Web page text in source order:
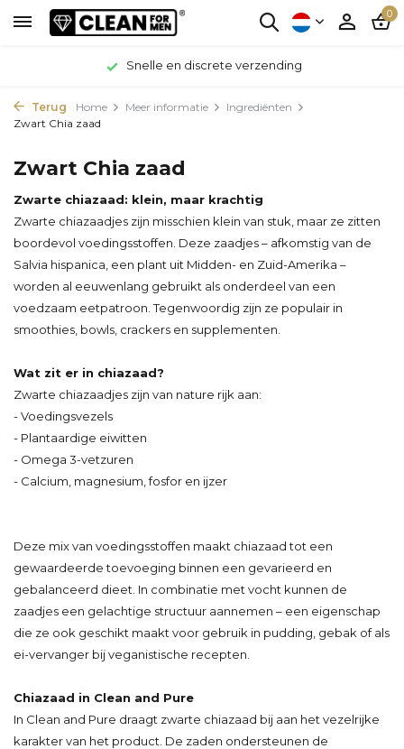
0
Snelle en discrete verzending
Terug Home Meer informatie
Ingrediënten
Zwart Chia zaad
Zwart Chia zaad
Zwarte chiazaad: klein, maar krachtig
Zwarte chiazaadjes zijn misschien klein van stuk, maar ze zitten
boordevol voedingsstoffen. Deze zaadjes – afkomstig van de
Salvia hispanica, een plant uit Midden- en Zuid-Amerika –
worden al eeuwenlang gebruikt als onderdeel van een
voedzaam eetpatroon. Tegenwoordig zijn ze populair in
smoothies, bowls, crackers en supplementen.
Wat zit er in chiazaad?
Zwarte chiazaadjes zijn van nature rijk aan:
- Voedingsvezels
- Plantaardige eiwitten
- Omega 3-vetzuren
- Calcium, magnesium, fosfor en ijzer
Deze mix van voedingsstoffen maakt chiazaad tot een
gewaardeerde toevoeging binnen een gevarieerd en
gebalanceerd dieet. In combinatie met vocht kunnen de
zaadjes een gelachtige structuur aannemen – een eigenschap
die ze ook geschikt maakt voor gebruik in pudding, gebak of als
ei-vervanger bij veganistische recepten.
Chiazaad in Clean and Pure
In Clean and Pure draagt zwarte chiazaad bij aan het vezelrijke
karakter van het product. De zaden ondersteunen de